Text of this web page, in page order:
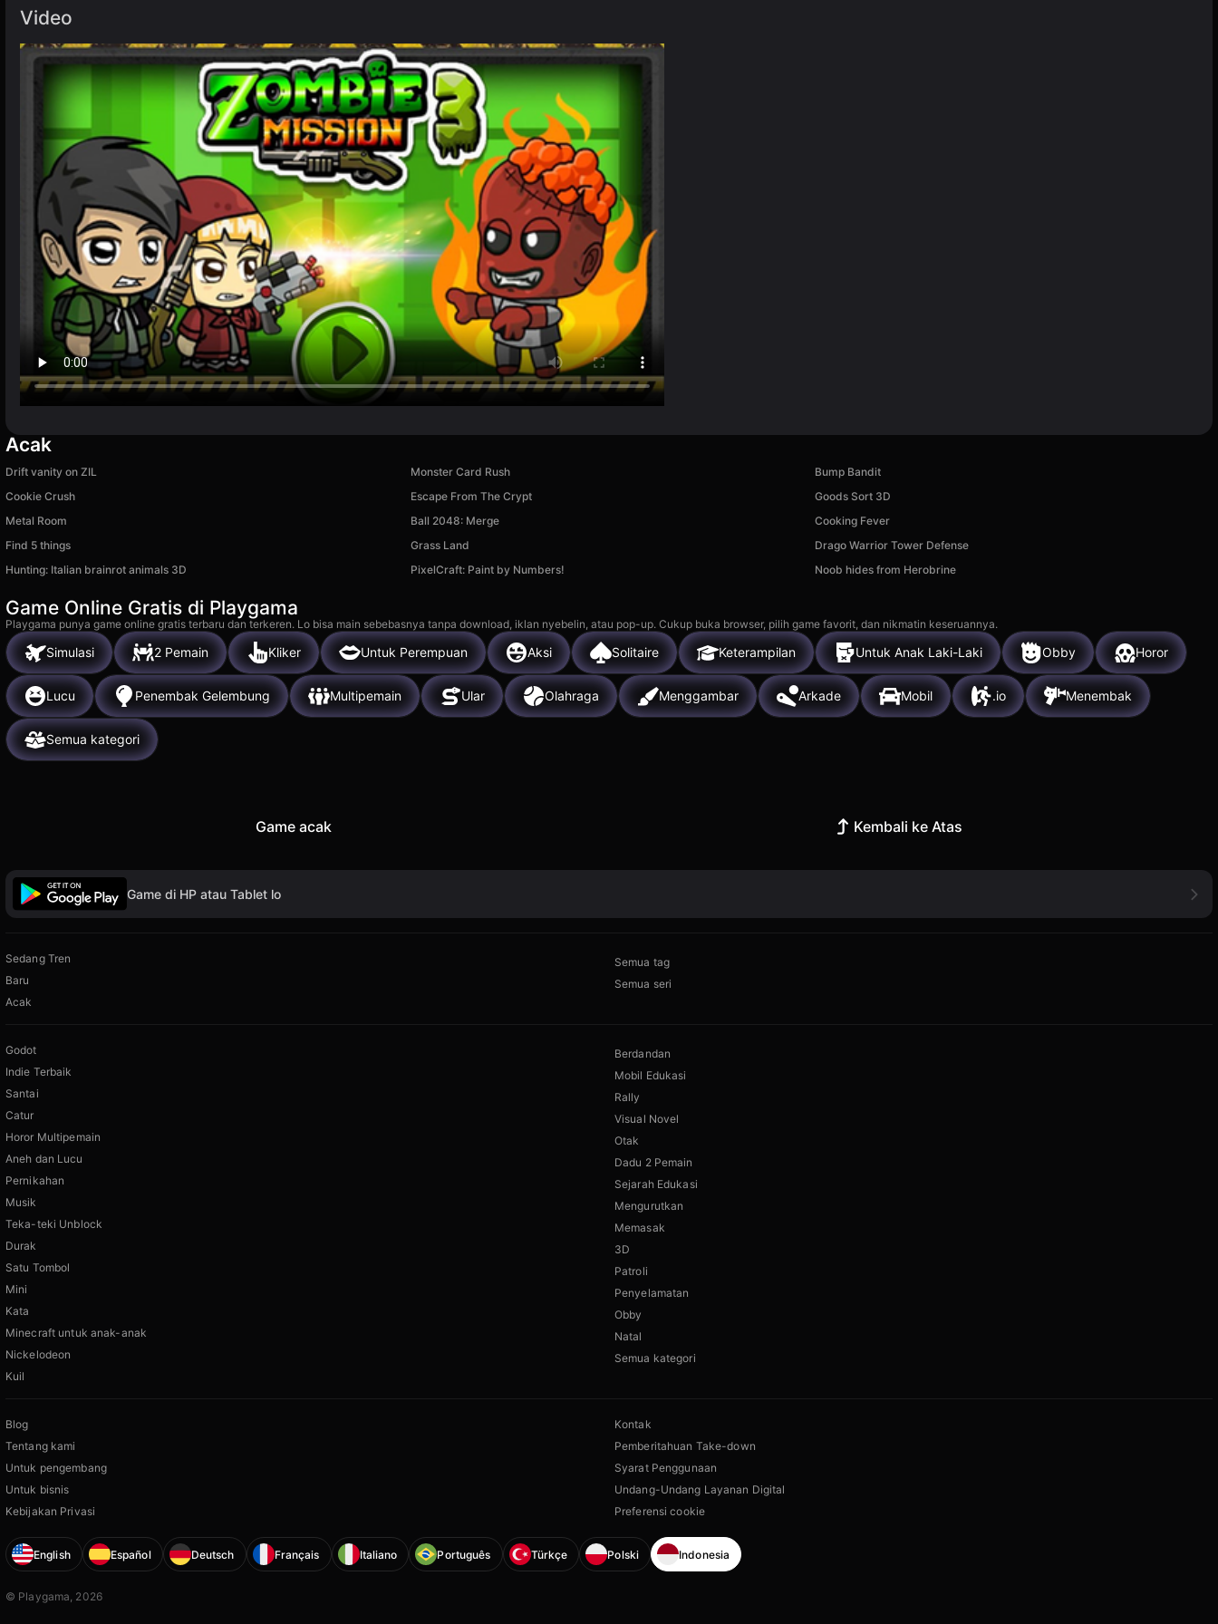
Video
Acak
Drift vanity on ZIL Monster Card Rush
Bump Bandit
Cookie Crush
Escape From The Crypt
Goods Sort 3D
Metal Room
Ball 2048: Merge
Cooking Fever
Find 5 things
Grass Land
Drago Warrior Tower Defense
Hunting: Italian brainrot animals 3D
PixelCraft: Paint by Numbers! Noob hides from Herobrine
Game Online Gratis di Playgama
Playgama punya game online gratis terbaru dan terkeren. Lo bisa main sebebasnya tanpa download, iklan nyebelin, atau pop-up. Cukup buka browser, pilih game favorit, dan nikmatin keseruannya.
Simulasi 2 Pemain Kliker Untuk Perempuan Aksi Solitaire Keterampilan Untuk Anak Laki-Laki Obby Horor
Lucu Penembak Gelembung Multipemain Ular Olahraga Menggambar Arkade Mobil .io Menembak
Semua kategori
Game acak Kembali ke Atas
Game di HP atau Tablet lo
Sedang Tren
Baru
Acak
Semua tag
Semua seri
Godot
Indie Terbaik
Santai
Catur
Horor Multipemain
Aneh dan Lucu
Pernikahan
Musik
Teka-teki Unblock
Durak
Satu Tombol
Mini
Kata
Minecraft untuk anak-anak
Nickelodeon
Kuil
Berdandan
Mobil Edukasi
Rally
Visual Novel
Otak
Dadu 2 Pemain
Sejarah Edukasi
Mengurutkan
Memasak
3D
Patroli
Penyelamatan
Obby
Natal
Semua kategori
Blog
Tentang kami
Untuk pengembang
Untuk bisnis
Kebijakan Privasi
Kontak
Pemberitahuan Take-down
Syarat Penggunaan
Undang-Undang Layanan Digital
Preferensi cookie
English Español Deutsch Français Italiano Português Türkçe Polski Indonesia
© Playgama, 2026